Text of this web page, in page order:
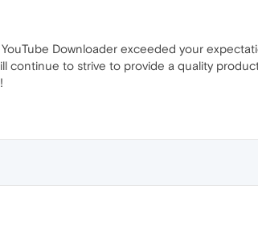
Downloader exceeded your
continue to strive to provide a quality